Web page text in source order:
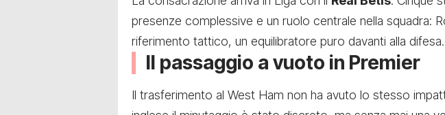
presenze complessive e un ruolo centrale nella squadra:
riferimento tattico, un equilibratore puro davanti alla difesa.
Il passaggio a vuoto in Premier
Il trasferimento al West Ham non ha avuto lo stesso